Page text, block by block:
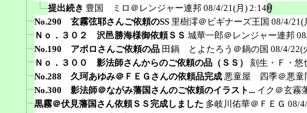
提出続き 豊国 ミロ＠レンジャー連邦 08/4/21(月) 2:14
No.290 玄霧弦耶さんご依頼のSS 里樹澪＠ビギナーズ王国 08/4/21(
Ｎｏ．３０２ 沢邑勝海様御依頼ＳＳ 城華一郎＠レンジャー連邦
No.190 アポロさんご依頼の品 田鍋 とよたろう＠鍋の国 08/4/22(
Ｎｏ．３００ 影法師さんからのご依頼の品（ＳＳ）
刻生・Ｆ・悠
No.288 久珂あゆみ＠ＦＥＧさんの依頼品完成 悪童屋 四季＠悪童
No.300 影法師＠ながみ藩国さんのご依頼のイラスト... イク＠玄霧
黒霧＠伏見藩国さん依頼ＳＳ完成しました 多岐川佑華＠ＦＥＧ 08/